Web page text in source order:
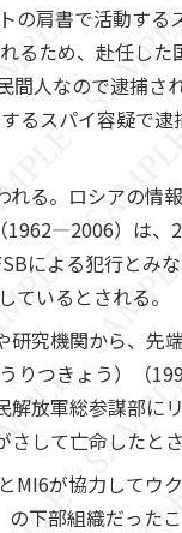
の肩書で活動す
るため、赴任し
人なので逮捕さ
るスパイ容疑で
る。ロシアの情
）は、
による犯行とみ
いるとされる。
究機関から、先
りつきょう）（
放軍総参謀部に
して亡命したとさ
が協力してウ
下部組織だった